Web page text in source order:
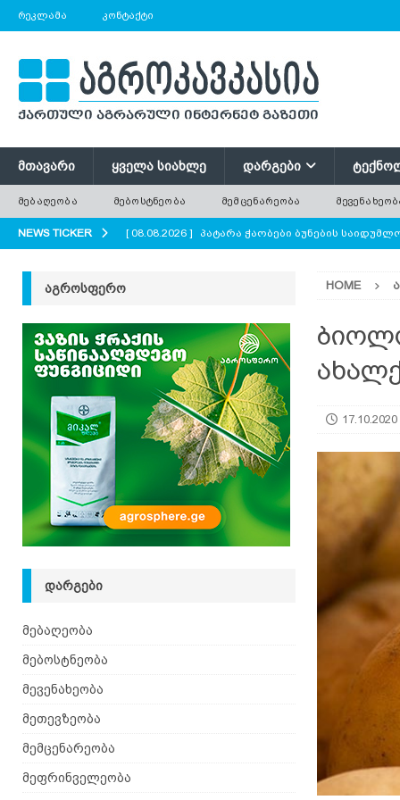
ᲠᲔᲙᲚᲐᲛᲐ ᲙᲝᲜᲢᲐᲥᲢᲘ
ᲛᲗᲐᲕᲐᲠᲘ ᲧᲕᲔᲚᲐ ᲡᲘᲐᲮᲚᲔ ᲓᲐᲠᲒᲔᲑᲘ
ᲛᲔᲑᲐᲦᲔᲝᲑᲐ ᲛᲔᲑᲝᲡᲢᲜᲔᲝᲑᲐ ᲛᲔᲛᲪᲔᲜᲐᲠᲔᲝᲑᲐ
NEWS TICKER [ 08.08.2026 ] პატარა ჭაობები ბუნების
ერთი საზამთრო, რომელიც ორი
[ 08.08.2026 ] რა უნდა გავითვალისწინოთ
[ 08.08.2026 ] მინდვრის პატარა ყვავილები
ყვავილოვანი მდელოები?
[ 08.08.2026 ] ზაანენური ჯიშის თხა
HOME
17.10.2020
ᲐᲒᲠᲝᲡᲤᲔᲠᲝ
ᲓᲐᲠᲒᲔᲑᲘ
მებაღეობა
მებოსტნეობა
მევენახეობა
მეთევზეობა
მემცენარეობა
მეფრინველეობა